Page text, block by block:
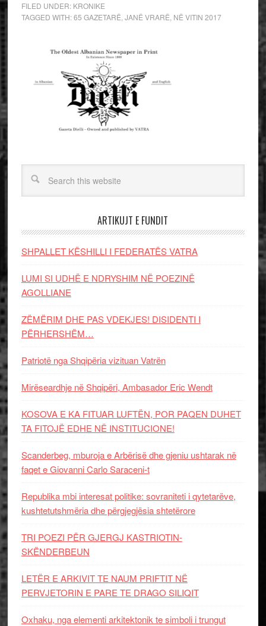
FILED UNDER: KRONIKE
TAGGED WITH:65 GAZETARË JANË VRARË NË VITIN 2017
ARTIKUJT E FUNDIT
SHPALLET KËSHILLI I FEDERATËS VATRA
LUMI SI UDHË E NDRYSHIM NË POEZINË
AGOLLIANE
ZËMËRIM DHE PAS VDEKJES! DISIDENTI I
PËRHERSHËM…
Patriotë nga Shqipëria vizituan Vatrën
Mirëseardhje në Shqipëri, Ambasador Eric Wendt
KOSOVA E KA FITUAR LUFTËN, POR PAQEN DUHET
TA FITOJË EDHE NË INSTITUCIONE!
Scanderbeg, mburoja e Arbërisë dhe gjeniu ushtarak në
faqet e Giovanni Carlo Saraceni-t
Republika mbi interesat politike: sovraniteti i qytetarëve,
kushtetutshmëria dhe përgjegjësia shtetërore
TRI POEZI PËR GJERGJ KASTRIOTIN-
SKËNDERBEUN
LETËR E ARKIVIT TE NAUM PRIFTIT NË
PERVJETORIN E PARE TE DRAGO SILIQIT
Oxhaku, nga elementi arkitektonik te simboli i trungut